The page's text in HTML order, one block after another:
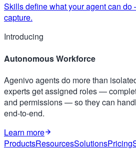
Skills define what your agent can
capture.
Introducing
Autonomous Workforce
Agenivo agents do more than
experts get assigned roles —
and permissions — so they can
end-to-end.
Learn more
ProductsResourcesSolutionsPricing